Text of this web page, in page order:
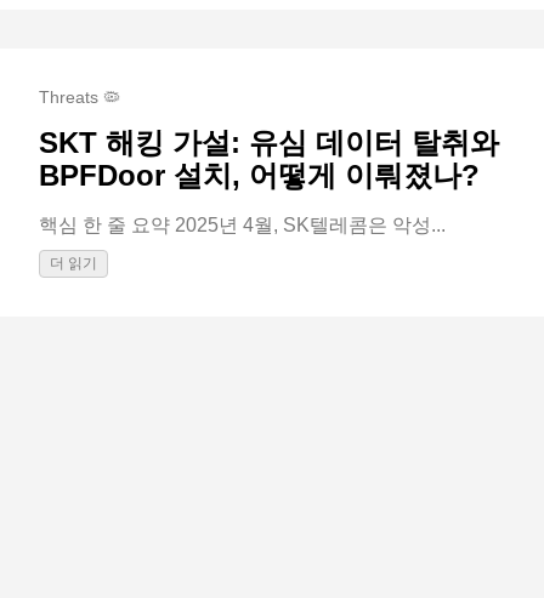
Threats 🦠
SKT 해킹 가설: 유심 데이터 탈취와
BPFDoor 설치, 어떻게 이뤄졌나?
핵심 한 줄 요약 2025년 4월, SK텔레콤은 악성...
더 읽기